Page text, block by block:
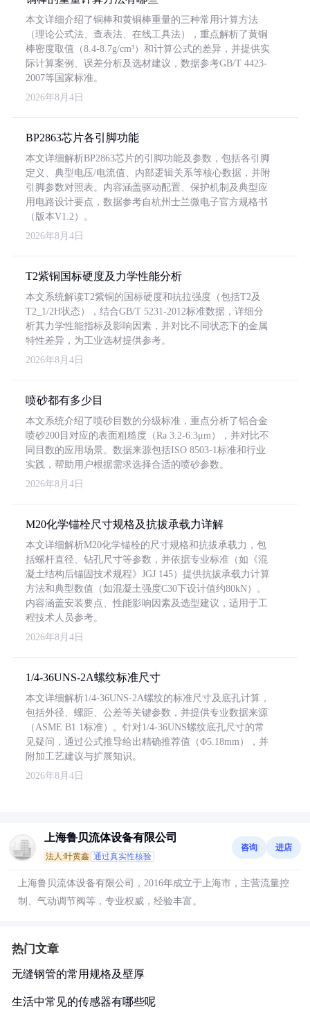
本文详细介绍了铜棒和黄铜棒重量的三种常用计算方法
（理论公式法、查表法、在线工具法），重点解析了黄铜
棒密度取值（8.4-8.7g/cm³）和计算公式的差异，并提供实
际计算案例、误差分析及选材建议，数据参考GB/T 4423-
2007等国家标准。
2026年8月4日
BP2863芯片各引脚功能
本文详细解析BP2863芯片的引脚功能及参数，包括各引脚
定义、典型电压/电流值、内部逻辑关系等核心数据，并附
引脚参数对照表。内容涵盖驱动配置、保护机制及典型应
用电路设计要点，数据参考自杭州士兰微电子官方规格书
（版本V1.2）。
2026年8月4日
T2紫铜国标硬度及力学性能分析
本文系统解读T2紫铜的国标硬度和抗拉强度（包括T2及
T2_1/2H状态），结合GB/T 5231-2012标准数据，详细分
析其力学性能指标及影响因素，并对比不同状态下的金属
特性差异，为工业选材提供参考。
2026年8月4日
喷砂都有多少目
本文系统介绍了喷砂目数的分级标准，重点分析了铝合金
喷砂200目对应的表面粗糙度（Ra 3.2-6.3μm），并对比不
同目数的应用场景。数据来源包括ISO 8503-1标准和行业
实践，帮助用户根据需求选择合适的喷砂参数。
2026年8月4日
M20化学锚栓尺寸规格及抗拔承载力详解
本文详细解析M20化学锚栓的尺寸规格和抗拔承载力，包
括螺杆直径、钻孔尺寸等参数，并依据专业标准（如《混
凝土结构后锚固技术规程》JGJ 145）提供抗拔承载力计算
方法和典型数值（如混凝土强度C30下设计值约80kN）。
内容涵盖安装要点、性能影响因素及选型建议，适用于工
程技术人员参考。
2026年8月4日
1/4-36UNS-2A螺纹标准尺寸
本文详细解析1/4-36UNS-2A螺纹的标准尺寸及底孔计算，
包括外径、螺距、公差等关键参数，并提供专业数据来源
（ASME B1.1标准）。针对1/4-36UNS螺纹底孔尺寸的常
见疑问，通过公式推导给出精确推荐值（Φ5.18mm），并
附加工艺建议与扩展知识。
2026年8月4日
上海鲁贝流体设备有限公司
法人:叶黄鑫 通过真实性核验
咨询 进店
上海鲁贝流体设备有限公司，2016年成立于上海市，主营流量控
制、气动调节阀等，专业权威，经验丰富。
热门文章
无缝钢管的常用规格及壁厚
生活中常见的传感器有哪些呢